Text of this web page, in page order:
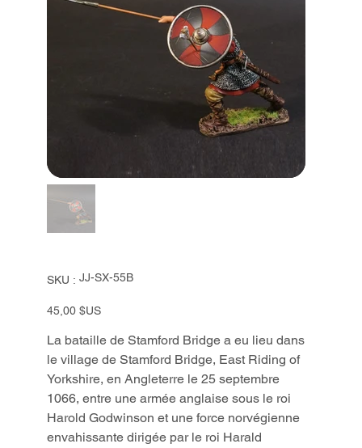
SKU :
SKU
JJ-
JJ-SX-55B
Prix
45,00 $US
La bataille de Stamford Bridge a eu lieu dans
le village de Stamford Bridge, East Riding of
Yorkshire, en Angleterre le 25 septembre
1066, entre une armée anglaise sous le roi
Harold Godwinson et une force norvégienne
envahissante dirigée par le roi Harald